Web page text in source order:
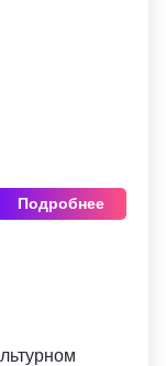
Подробнее